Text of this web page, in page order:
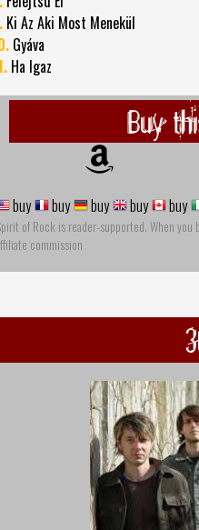
Ki Az Aki Most Menekül
Gyáva
Ha Igaz
Buy
buy buy buy buy buy
of Rock is reader-supported. When
commission